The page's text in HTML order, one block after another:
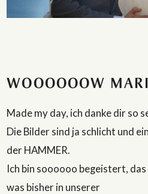
WOOOOOOW
Made my day, ich danke dir so
Die Bilder sind ja schlicht und
der HAMMER.
Ich bin soooooo begeistert,
was bisher in unserer